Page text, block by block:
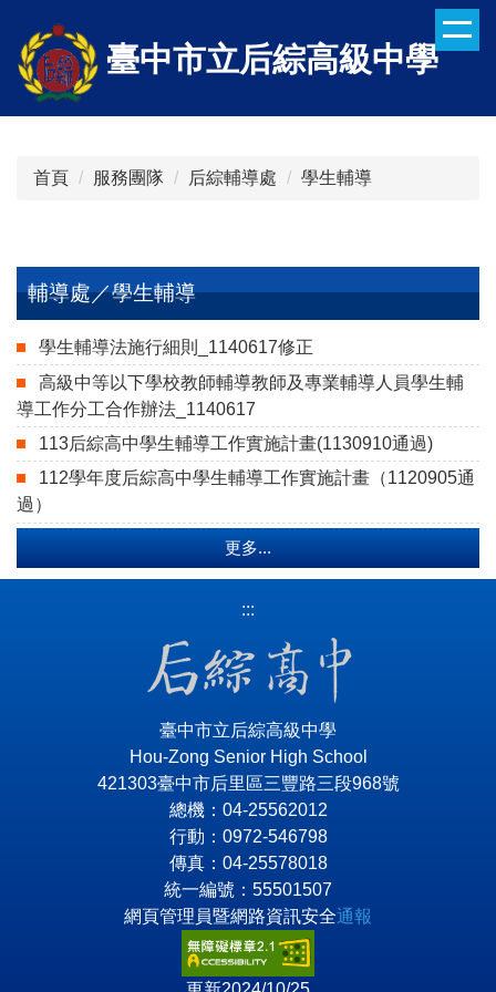
到
主
臺中市立后綜高級中學
首頁 服務團隊 后綜輔導處 學生輔導
輔導處／學生輔導
學生輔導法施行細則_1140617修正
高級中等以下學校教師輔導教師及專業輔導人員學生輔
導工作分工合作辦法_1140617
113后綜高中學生輔導工作實施計畫(1130910通過)
112學年度后綜高中學生輔導工作實施計畫（1120905通
過）
更多...
:::
臺中市立后綜高級中學
Hou-Zong Senior High School
421303臺中市后里區三豐路三段968號
總機：04-25562012
行動：0972-546798
傳真：04-25578018
統一編號：55501507
網頁管理員暨網路資訊安全通報